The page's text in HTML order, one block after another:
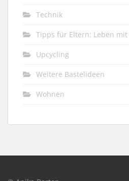
Technik
Tipps für Eltern: Leben
Upcycling
Weitere Bastelideen
Wohnen